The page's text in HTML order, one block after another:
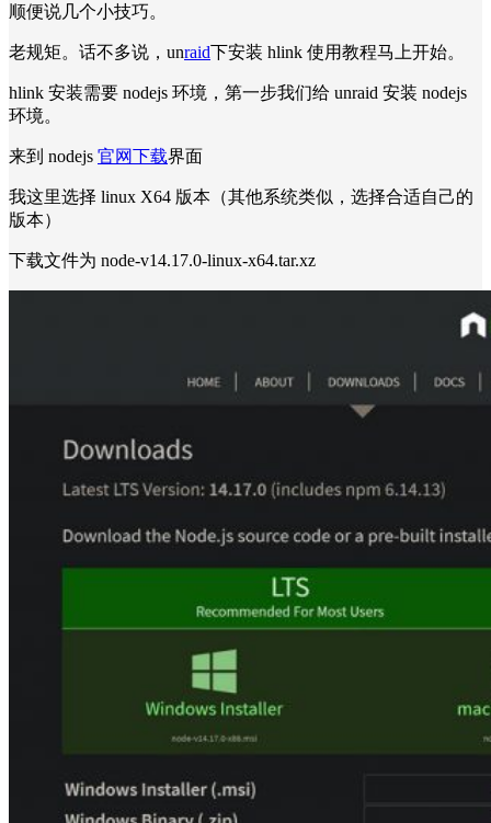
顺便说几个小技巧。
老规矩。话不多说，unraid下安装 hlink 使用教程马上开始。
hlink 安装需要 nodejs 环境，第一步我们给 unraid 安装 nodejs
环境。
来到 nodejs 官网下载界面
我这里选择 linux X64 版本（其他系统类似，选择合适自己的
版本）
下载文件为 node-v14.17.0-linux-x64.tar.xz